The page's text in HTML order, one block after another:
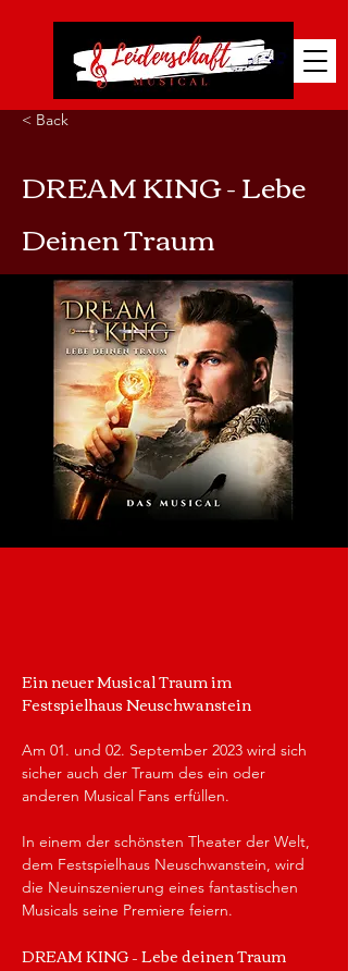
< Back
DREAM KING - Lebe
Deinen Traum
Ein neuer Musical Traum im
Festspielhaus Neuschwanstein
Am 01. und 02. September 2023 wird sich
sicher auch der Traum des ein oder
anderen Musical Fans erfüllen.
In einem der schönsten Theater der Welt,
dem Festspielhaus Neuschwanstein, wird
die Neuinszenierung eines fantastischen
Musicals seine Premiere feiern.
DREAM KING – Lebe deinen Traum